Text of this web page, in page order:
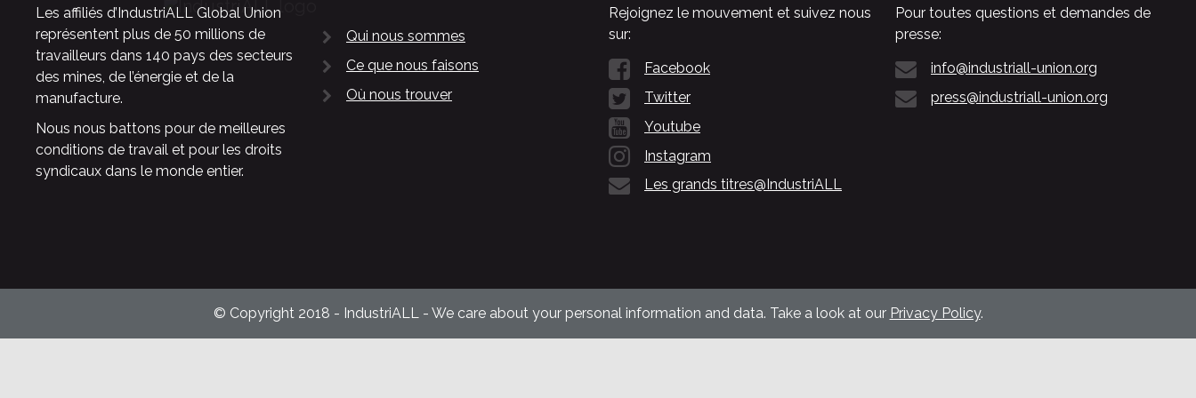
Les affiliés d’IndustriALL Global Union
représentent plus de 50 millions de
travailleurs dans 140 pays des secteurs
des mines, de l’énergie et de la
manufacture.
Nous nous battons pour de meilleures
conditions de travail et pour les droits
syndicaux dans le monde entier.
Qui nous sommes
Ce que nous faisons
Où nous trouver
Rejoignez le mouvement et suivez nous
sur:
Facebook
Twitter
Youtube
Instagram
Les grands titres@IndustriALL
Pour toutes questions et demandes de
presse:
info@industriall-union.org
press@industriall-union.org
© Copyright 2018 - IndustriALL - We care about your personal information and data. Take a look at our Privacy Policy.